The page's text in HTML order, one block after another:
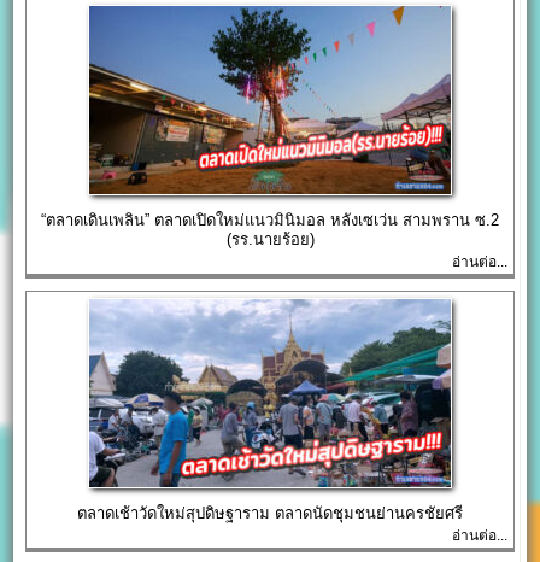
“ตลาดเดินเพลิน” ตลาดเปิดใหม่แนวมินิมอล หลังเซเว่น สามพราน ซ.2
(รร.นายร้อย)
อ่านต่อ...
ตลาดเช้าวัดใหม่สุปดิษฐาราม ตลาดนัดชุมชนย่านครชัยศรี
อ่านต่อ...